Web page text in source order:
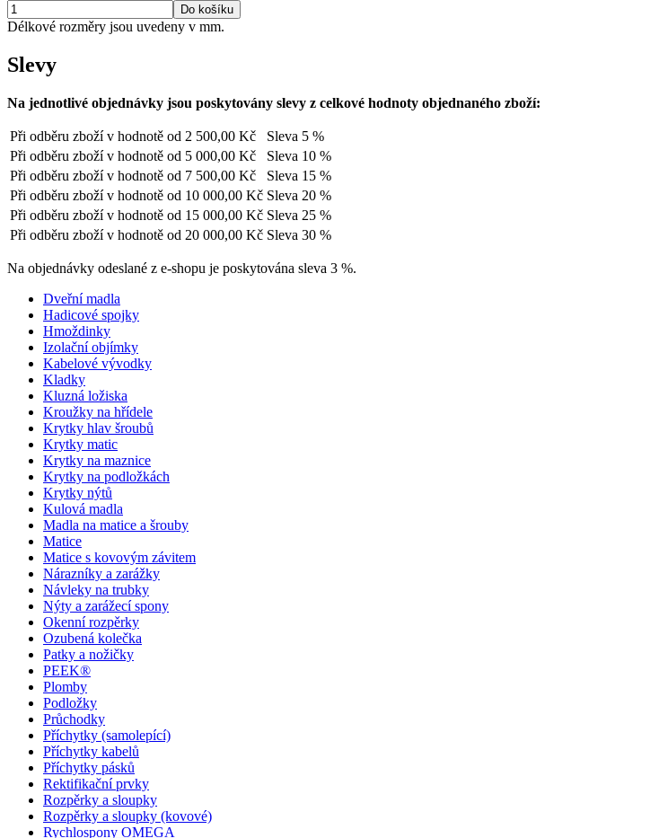
Do košíku
Délkové rozměry jsou uvedeny v mm.
Slevy
Na jednotlivé objednávky jsou poskytovány slevy z celkové hodnoty objednaného zboží:
Při odběru zboží v hodnotě od 2 500,00 Kč
Sleva 5 %
Při odběru zboží v hodnotě od 5 000,00 Kč
Sleva 10 %
Při odběru zboží v hodnotě od 7 500,00 Kč
Sleva 15 %
Při odběru zboží v hodnotě od 10 000,00 Kč Sleva 20 %
Při odběru zboží v hodnotě od 15 000,00 Kč Sleva 25 %
Při odběru zboží v hodnotě od 20 000,00 Kč Sleva 30 %
Na objednávky odeslané z e-shopu je poskytována sleva 3 %.
Dveřní madla
Hadicové spojky
Hmoždinky
Izolační objímky
Kabelové vývodky
Kladky
Kluzná ložiska
Kroužky na hřídele
Krytky hlav šroubů
Krytky matic
Krytky na maznice
Krytky na podložkách
Krytky nýtů
Kulová madla
Madla na matice a šrouby
Matice
Matice s kovovým závitem
Nárazníky a zarážky
Návleky na trubky
Nýty a zarážecí spony
Okenní rozpěrky
Ozubená kolečka
Patky a nožičky
PEEK®
Plomby
Podložky
Průchodky
Příchytky (samolepící)
Příchytky kabelů
Příchytky pásků
Rektifikační prvky
Rozpěrky a sloupky
Rozpěrky a sloupky (kovové)
Rychlospony OMEGA